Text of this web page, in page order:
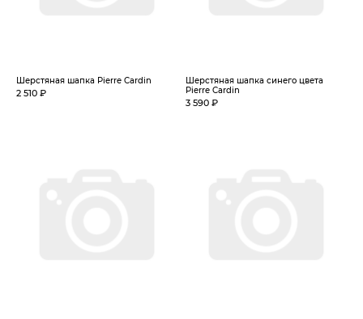
Шерстяная шапка Pierre Cardin
2 510 ₽
Шерстяная шапка синего цвета
Pierre Cardin
3 590 ₽